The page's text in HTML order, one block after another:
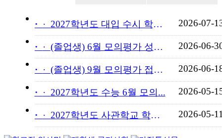
· 2027학년도 대입 수시 학교... 2026-07-
· (졸업생) 6월 모의평가 성적... 2026-06-
· (졸업생) 9월 모의평가 접수... 2026-06-
· 2027학년도 수능 6월 모의... 2026-05-
· 2027학년도 사관학교 학교장... 2026-05-